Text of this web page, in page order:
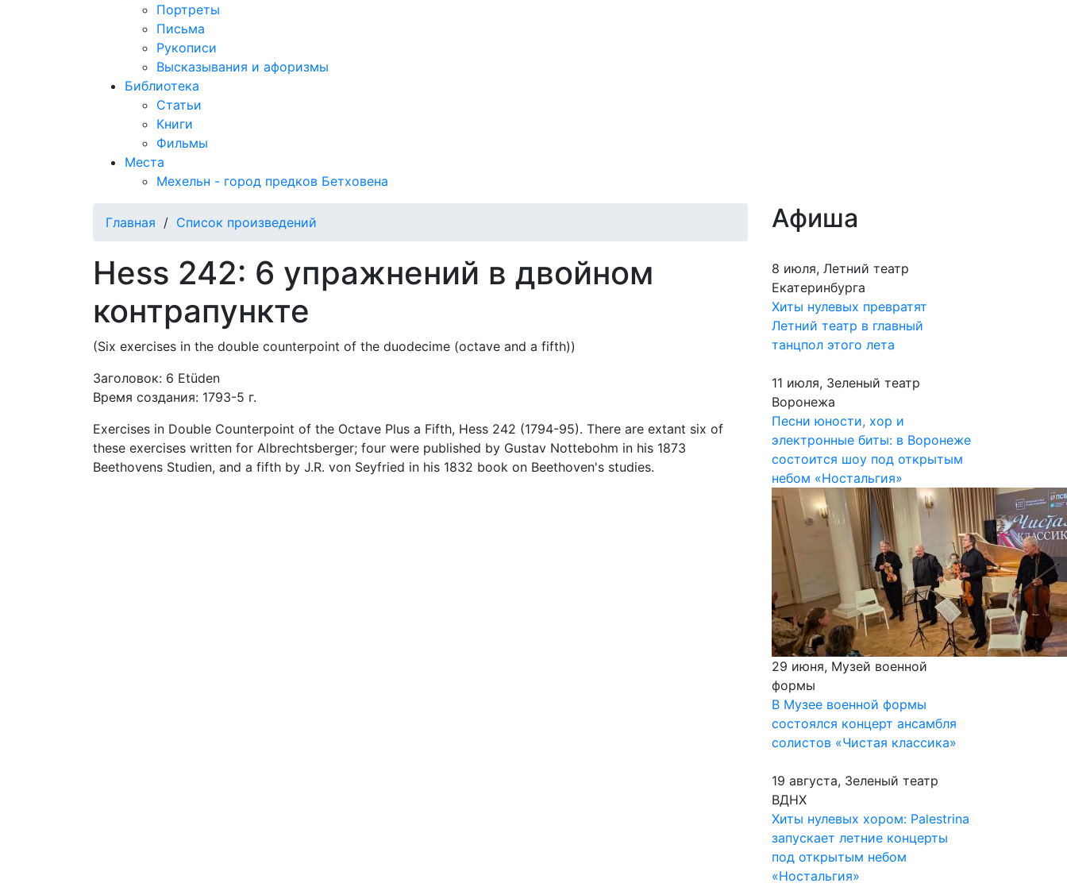
Портреты
Письма
Рукописи
Высказывания и афоризмы
Библиотека
Статьи
Книги
Фильмы
Места
Мехельн - город предков Бетховена
Главная / Список произведений
Hess 242: 6 упражнений в двойном
контрапункте
(Six exercises in the double counterpoint of the duodecime (octave and a fifth))
Заголовок: 6 Etüden
Время создания: 1793-5 г.
Exercises in Double Counterpoint of the Octave Plus a Fifth, Hess 242 (1794-95). There are extant six of
these exercises written for Albrechtsberger; four were published by Gustav Nottebohm in his 1873
Beethovens Studien, and a fifth by J.R. von Seyfried in his 1832 book on Beethoven's studies.
Афиша
8 июля, Летний театр
Екатеринбурга
Хиты нулевых превратят
Летний театр в главный
танцпол этого лета
11 июля, Зеленый театр
Воронежа
Песни юности, хор и
электронные биты: в Воронеже
состоится шоу под открытым
небом «Ностальгия»
29 июня, Музей военной
формы
В Музее военной формы
состоялся концерт ансамбля
солистов «Чистая классика»
19 августа, Зеленый театр
ВДНХ
Хиты нулевых хором: Palestrina
запускает летние концерты
под открытым небом
«Ностальгия»